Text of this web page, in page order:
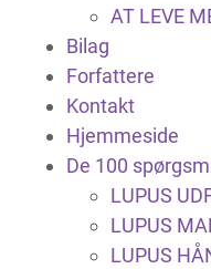
AT LEVE
Bilag
Forfattere
Kontakt
Hjemmeside
De 100
LUPUS
LUPUS
LUPUS